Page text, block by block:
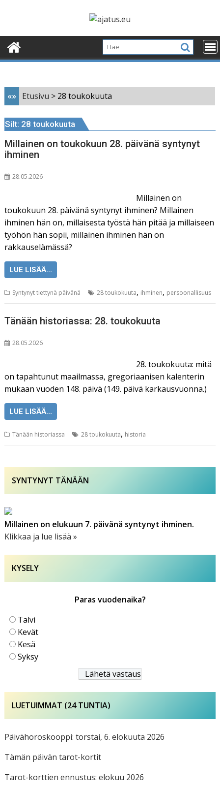
«» Etusivu > 28 toukokuuta
Silt: 28 toukokuuta
Millainen on toukokuun 28. päivänä syntynyt
ihminen
28.05.2026
Millainen on
toukokuun 28. päivänä syntynyt ihminen? Millainen
ihminen hän on, millaisesta työstä hän pitää ja millaiseen
työhön hän sopii, millainen ihminen hän on
rakkauselämässä?
LUE LISÄÄ...
Syntynyt tiettynä päivänä 28 toukokuuta, ihminen, persoonallisuus
Tänään historiassa: 28. toukokuuta
28.05.2026
28. toukokuuta: mitä
on tapahtunut maailmassa, gregoriaanisen kalenterin
mukaan vuoden 148. päivä (149. päivä karkausvuonna.)
LUE LISÄÄ...
Tänään historiassa 28 toukokuuta, historia
SYNTYNYT TÄNÄÄN
Millainen on elukuun 7. päivänä syntynyt ihminen.
Klikkaa ja lue lisää »
KYSELY
Paras vuodenaika?
Talvi
Kevät
Kesä
Syksy
LUETUIMMAT (24 TUNTIA)
Päivähoroskooppi: torstai, 6. elokuuta 2026
Tämän päivän tarot-kortit
Tarot-korttien ennustus: elokuu 2026